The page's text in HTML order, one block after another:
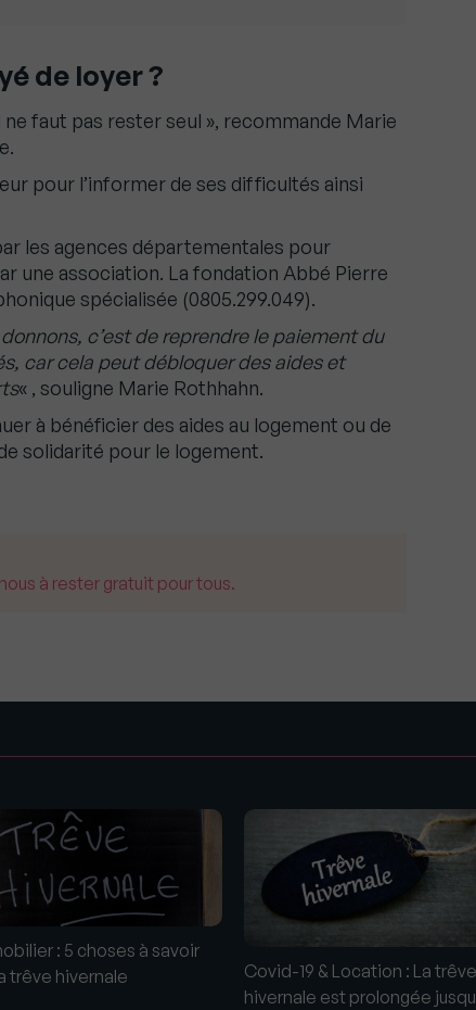
de loyer ?
ne faut pas rester seul », recommande Marie
pour l’informer de ses difficultés ainsi
les agences départementales pour
une association. La fondation Abbé Pierre
spécialisée (0805.299.049).
c’est de reprendre le paiement du
car cela peut débloquer des aides et
« , souligne Marie Rothhahn.
à bénéficier des aides au logement ou de
solidarité pour le logement.
à rester gratuit pour tous.
: 5 choses à savoir
trêve hivernale
Covid-19 & Location : La trêve
hivernale est prolongée